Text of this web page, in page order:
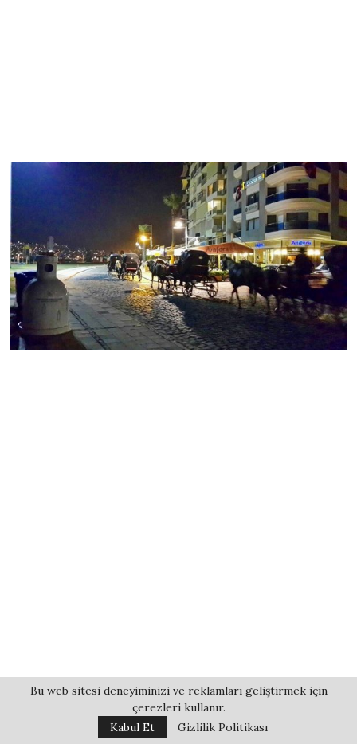
Bu web sitesi deneyiminizi ve reklamları geliştirmek için
çerezleri kullanır.
Kabul Et
Gizlilik Politikası